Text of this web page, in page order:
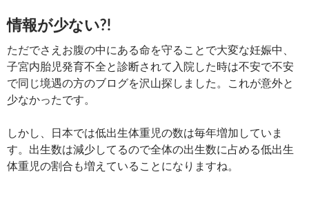
情報が少ない?!
ただでさえお腹の中にある命を守ることで大変な妊娠中、
子宮内胎児発育不全と診断されて入院した時は不安で不安
で同じ境遇の方のブログを沢山探しました。これが意外と
少なかったです。
しかし、日本では低出生体重児の数は毎年増加していま
す。出生数は減少してるので全体の出生数に占める低出生
体重児の割合も増えていることになりますね。